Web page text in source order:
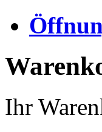
Ihr